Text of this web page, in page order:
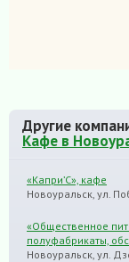
Другие
Кафе в
«Капри’С», кафе
Новоуральск, ул.
«Общественное
полуфабрикаты,
Новоуральск, ул.